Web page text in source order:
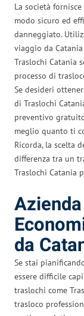
La società
modo sicuro ed
danneggiato.
viaggio da
Traslochi Catania
processo di
Se desideri
di Traslochi
preventivo
meglio quanto ti
Ricorda, la scelta
differenza tra un
Traslochi Catania
da
Se stai
essere difficile
traslochi come
trasloco